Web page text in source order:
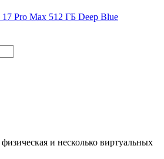
Pro Max 512 ГБ Deep Blue
и несколько виртуальных